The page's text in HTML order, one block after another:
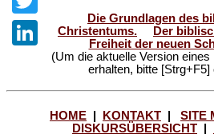
Twitter
LinkedIn
Die Grundlagen des
Christentums.
Der
Freiheit der neuen
(Um die aktuelle Version
erhalten, bitte [Strg+F5]
HOME KONTAKT SITE
DISKURSÜBERSICHT